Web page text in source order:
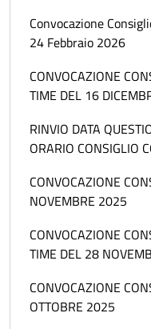
Convocazione
24 Febbraio 2026
CONVOCAZIONE
TIME DEL 16
RINVIO DATA
ORARIO CONSIGLIO
CONVOCAZIONE
NOVEMBRE 2025
CONVOCAZIONE
TIME DEL 28
CONVOCAZIONE
OTTOBRE 2025